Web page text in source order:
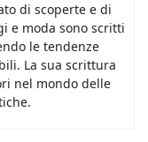
di scoperte e di
e moda sono scritti
le tendenze
La sua scrittura
nel mondo delle